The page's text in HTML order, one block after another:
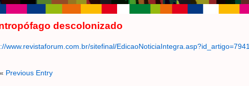
descolonizado
www.revistaforum.com.br/sitefinal/EdicaoNoticiaIntegra.asp?id_artigo=7941
« Previous Entry